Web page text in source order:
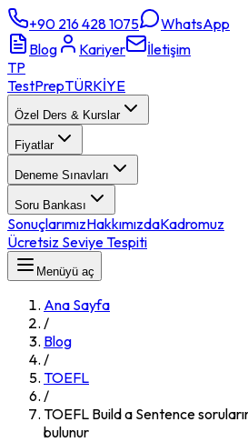
+90 216 428 1075
WhatsApp
Blog
Kariyer
İletişim
TP
TestPrepTÜRKİYE
Özel Ders & Kurslar
Fiyatlar
Deneme Sınavları
Soru Bankası
SonuçlarımızHakkımızdaKadromuz
Ücretsiz Seviye Tespiti
Menüyü aç
Ana Sayfa
/
Blog
/
TOEFL
/
TOEFL Build a Sentence
bulunur